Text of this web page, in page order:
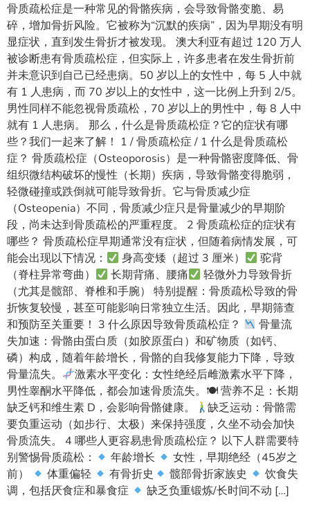
骨质疏松症是一种常见的骨骼疾病，会导致骨骼变脆、易
碎，增加骨折风险。它被称为“沉默的疾病”，因为早期没有明
显症状，直到发生骨折才被发现。 澳大利亚有超过 120 万人
被诊断患有骨质疏松症，但实际上，许多患者在发生骨折前
并未意识到自己已经患病。50 岁以上的女性中，每 5 人中就
有 1 人患病，而 70 岁以上的女性中，这一比例上升到 2/5。
男性同样不能忽视骨质疏松，70 岁以上的男性中，每 8 人中
就有 1 人患病。 那么，什么是骨质疏松症？它的症状有哪
些？我们一起来了解！ 1 / 骨质疏松症 / 1 什么是骨质疏松
症？ 骨质疏松症（Osteoporosis）是一种骨骼密度降低、骨
组织微结构破坏的慢性（长期）疾病，导致骨骼变得脆弱，
轻微碰撞或跌倒就可能导致骨折。它与骨质减少症
（Osteopenia）不同，骨质减少症只是骨量减少的早期阶
段，尚未达到骨质疏松的严重程度。 2 骨质疏松症的症状有
哪些？ 骨质疏松症早期通常没有症状，但随着病情发展，可
能会出现以下情况：
身高变矮（超过 3 厘米）
驼背
（脊柱异常弯曲）
长期背痛、腰痛
轻微外力导致骨折
（尤其是髋部、脊椎和手腕） 特别提醒：骨质疏松导致的骨
折恢复较慢，甚至可能影响日常独立生活。因此，早期筛查
和预防至关重要！ 3 什么原因导致骨质疏松症？
骨量流
失加速：骨骼由蛋白质（如胶原蛋白）和矿物质（如钙、
磷）构成，随着年龄增长，骨骼的自我修复能力下降，导致
骨量流失。
激素水平变化：女性绝经后雌激素水平下降，
男性睾酮水平降低，都会加速骨质流失。🍽 营养不足：长期
缺乏钙和维生素 D，会影响骨骼健康。
缺乏运动：骨骼需
要负重运动（如步行、太极）来保持强度，久坐不动会加快
骨质流失。 4 哪些人更容易患骨质疏松症？ 以下人群需要特
别警惕骨质疏松：
年龄增长
女性，早期绝经（45岁之
前）
体重偏轻 有骨折史 髋部骨折家族史
饮食失
调，包括厌食症和暴食症
缺乏负重锻炼/长时间不动 […]